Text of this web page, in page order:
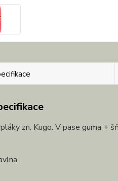
zn. Kugo. V pase guma +